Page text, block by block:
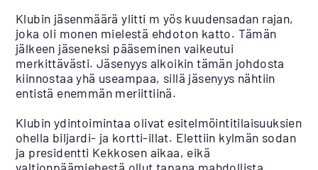
Klubin jäsenmäärä ylitti m yös kuudensadan rajan,
joka oli monen mielestä ehdoton katto. Tämän
jälkeen jäseneksi pääseminen vaikeutui
merkittävästi. Jäsenyys alkoikin tämän johdosta
kiinnostaa yhä useampaa, sillä jäsenyys nähtiin
entistä enemmän meriittiinä.
Klubin ydintoimintaa olivat esitelmöintitilaisuuksien
ohella biljardi- ja kortti-illat. Elettiin kylmän sodan
ja presidentti Kekkosen aikaa, eikä